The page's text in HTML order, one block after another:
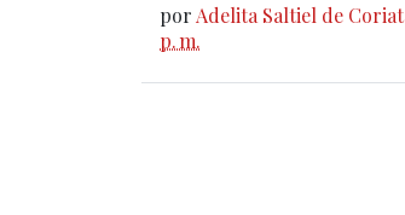
por Adelita Saltiel de Coriat
p. m.